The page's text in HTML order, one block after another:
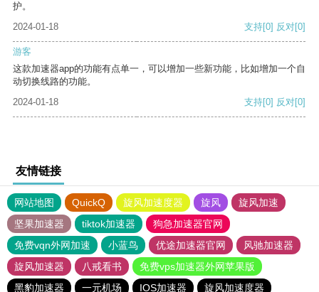
护。
2024-01-18
支持[0] 反对[0]
游客
这款加速器app的功能有点单一，可以增加一些新功能，比如增加一个自
动切换线路的功能。
2024-01-18
支持[0] 反对[0]
友情链接
网站地图 QuickQ 旋风加速度器 旋风
旋风加速
坚果加速器
tiktok加速器
狗急加速器官网
免费vqn外网加速
小蓝鸟 优途加速器官网
风驰加速器
旋风加速器
八戒看书
免费vps加速器外网苹果版
黑豹加速器
一元机场 IOS加速器 旋风加速度器